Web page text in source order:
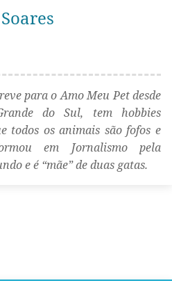
para o Amo Meu Pet desde
do Sul, tem hobbies
todos os animais são fofos e
em Jornalismo pela
e é “mãe” de duas gatas.